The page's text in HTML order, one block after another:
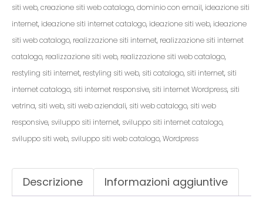
siti web,creazione siti web catalogo,dominio con email, ideazione siti
internet, ideazione siti internet catalogo, ideazione siti web, ideazione
siti web catalogo, realizzazione siti internet, realizzazione siti internet
catalogo, realizzazione siti web, realizzazione siti web catalogo,
restyling siti internet, restyling siti web, siti catalogo, siti internet, siti
internet catalogo, siti internet responsive, siti internet Wordpress, siti
vetrina, siti web, siti web aziendali, siti web catalogo, siti web
responsive, sviluppo siti internet, sviluppo siti internet catalogo,
sviluppo siti web, sviluppo siti web catalogo,Wordpress
Descrizione Informazioni aggiuntive